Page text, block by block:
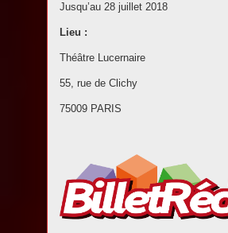
Jusqu’au 28 juillet 2018
Lieu :
Théâtre Lucernaire
55, rue de Clichy
75009 PARIS